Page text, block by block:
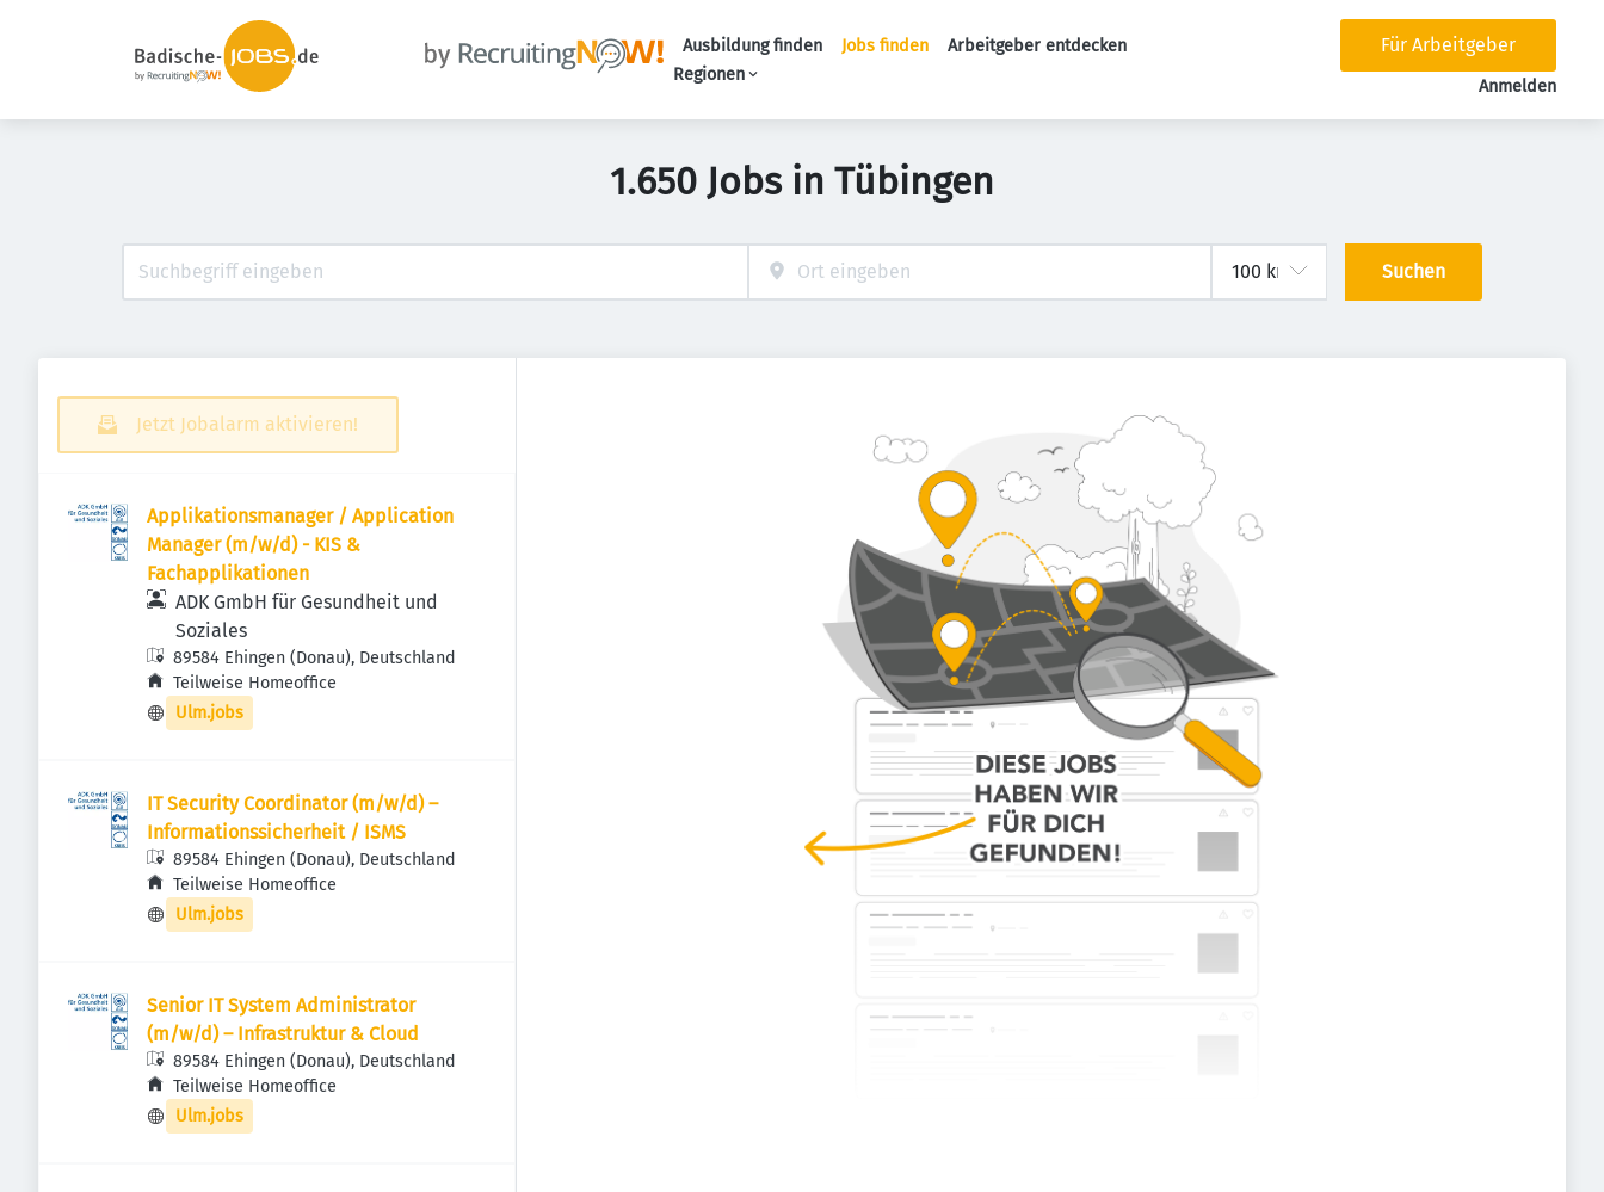
Ausbildung finden Jobs finden
Arbeitgeber entdecken
Regionen
Für Arbeitgeber
Anmelden
1.650 Jobs in Tübingen
Suchen
Jetzt Jobalarm aktivieren!
Applikationsmanager / Application
Manager (m/w/d) - KIS &
Fachapplikationen
ADK GmbH für Gesundheit und
Soziales
89584 Ehingen (Donau), Deutschland
Teilweise Homeoffice
Ulm.jobs
IT Security Coordinator (m/w/d) –
Informationssicherheit / ISMS
89584 Ehingen (Donau), Deutschland
Teilweise Homeoffice
Ulm.jobs
Senior IT System Administrator
(m/w/d) – Infrastruktur & Cloud
89584 Ehingen (Donau), Deutschland
Teilweise Homeoffice
Ulm.jobs